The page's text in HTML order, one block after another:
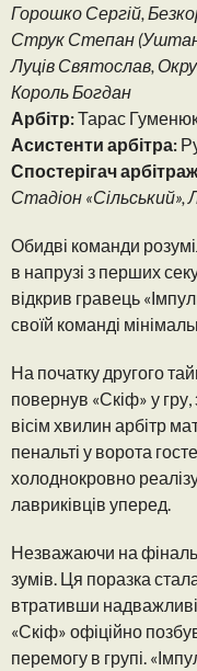
Горошко Сергій,
Струк Степан (Уштан
Луців Святослав,
Король Богдан
Арбітр:Тарас
Асистенти арбітра:
Спостерігач
Стадіон «Сільський»,
Обидві команди
в напрузі з перших
відкрив гравець
своїй команді
На початку другого
повернув «Скіф» у
вісім хвилин арбітр
пенальті у ворота
холоднокровно
лавриківців уперед.
Незважаючи на
зумів. Ця поразка
втративши
«Скіф» офіційно
перемогу в групі.